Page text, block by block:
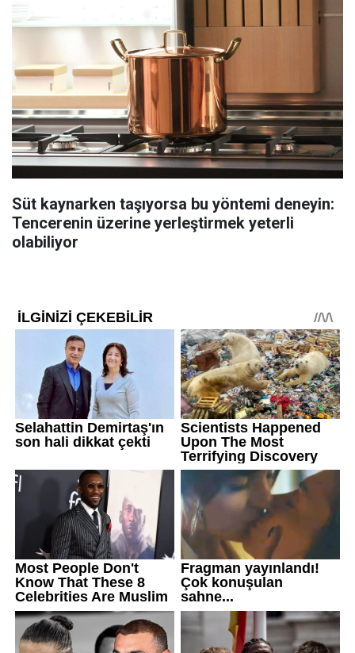
Süt kaynarken taşıyorsa bu yöntemi deneyin:
Tencerenin üzerine yerleştirmek yeterli
olabiliyor